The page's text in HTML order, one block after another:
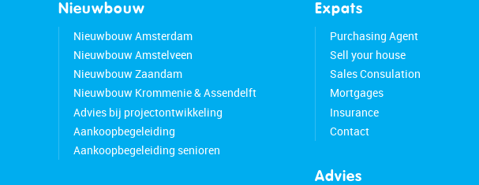
Nieuwbouw
Nieuwbouw Amsterdam
Nieuwbouw Amstelveen
Nieuwbouw Zaandam
Nieuwbouw Krommenie & Assendelft
Advies bij projectontwikkeling
Aankoopbegeleiding
Aankoopbegeleiding senioren
Expats
Purchasing Agent
Sell your house
Sales Consulation
Mortgages
Insurance
Contact
Advies